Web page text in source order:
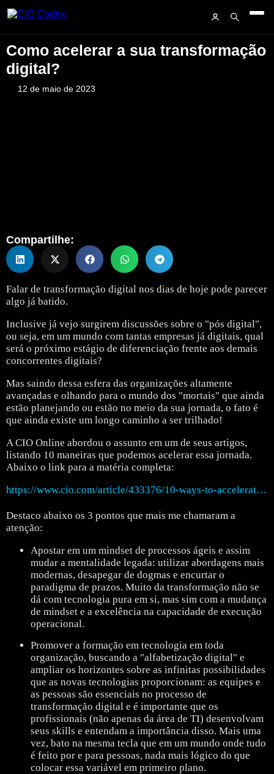
Como acelerar a sua transformação
digital?
12 de maio de 2023
Compartilhe:
Falar de transformação digital nos dias de hoje pode parecer
algo já batido.
Inclusive já vejo surgirem discussões sobre o "pós digital",
ou seja, em um mundo com tantas empresas já digitais, qual
será o próximo estágio de diferenciação frente aos demais
concorrentes digitais?
Mas saindo dessa esfera das organizações altamente
avançadas e olhando para o mundo dos "mortais" que ainda
estão planejando ou estão no meio da sua jornada, o fato é
que ainda existe um longo caminho a ser trilhado!
A CIO Online abordou o assunto em um de seus artigos,
listando 10 maneiras que podemos acelerar essa jornada.
Abaixo o link para a matéria completa:
https://www.cio.com/article/433376/10-ways-to-accelerate-digital-transformation.html
Destaco abaixo os 3 pontos que mais me chamaram a
atenção:
Apostar em um mindset de processos ágeis e assim
mudar a mentalidade legada: utilizar abordagens mais
modernas, desapegar de dogmas e encurtar o
paradigma de prazos. Muito da transformação não se
dá com tecnologia pura em si, mas sim com a mudança
de mindset e a excelência na capacidade de execução
operacional.
Promover a formação em tecnologia em toda
organização, buscando a "alfabetização digital" e
ampliar os horizontes sobre as infinitas possibilidades
que as novas tecnologias proporcionam: as equipes e
as pessoas são essenciais no processo de
transformação digital e é importante que os
profissionais (não apenas da área de TI) desenvolvam
seus skills e entendam a importância disso. Mais uma
vez, bato na mesma tecla que em um mundo onde tudo
é feito por e para pessoas, nada mais lógico do que
colocar essa variável em primeiro plano.